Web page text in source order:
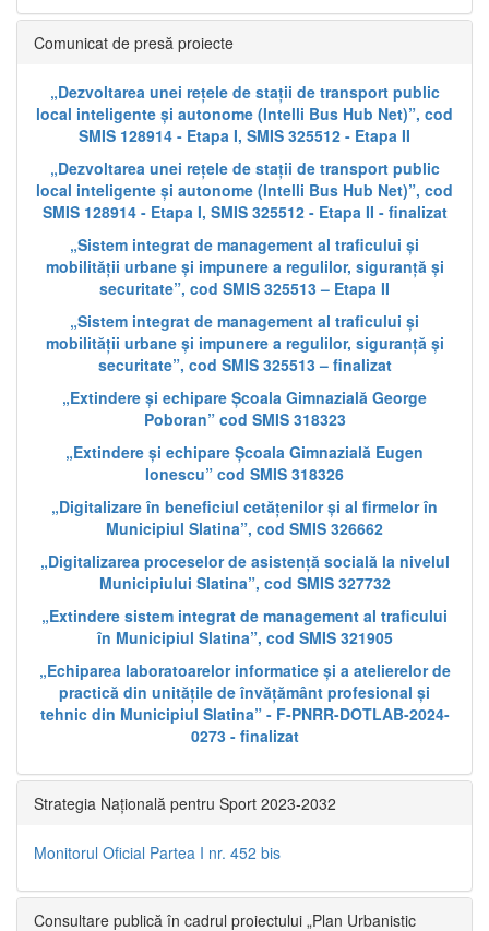
Comunicat de presă proiecte
„Dezvoltarea unei rețele de stații de transport public
local inteligente și autonome (Intelli Bus Hub Net)”, cod
SMIS 128914 - Etapa I, SMIS 325512 - Etapa II
„Dezvoltarea unei rețele de stații de transport public
local inteligente și autonome (Intelli Bus Hub Net)”, cod
SMIS 128914 - Etapa I, SMIS 325512 - Etapa II - finalizat
„Sistem integrat de management al traficului și
mobilității urbane și impunere a regulilor, siguranță și
securitate”, cod SMIS 325513 – Etapa II
„Sistem integrat de management al traficului și
mobilității urbane și impunere a regulilor, siguranță și
securitate”, cod SMIS 325513 – finalizat
„Extindere și echipare Școala Gimnazială George
Poboran” cod SMIS 318323
„Extindere și echipare Școala Gimnazială Eugen
Ionescu” cod SMIS 318326
„Digitalizare în beneficiul cetățenilor și al firmelor în
Municipiul Slatina”, cod SMIS 326662
„Digitalizarea proceselor de asistență socială la nivelul
Municipiului Slatina”, cod SMIS 327732
„Extindere sistem integrat de management al traficului
în Municipiul Slatina”, cod SMIS 321905
„Echiparea laboratoarelor informatice și a atelierelor de
practică din unitățile de învățământ profesional și
tehnic din Municipiul Slatina” - F-PNRR-DOTLAB-2024-
0273 - finalizat
Strategia Națională pentru Sport 2023-2032
Monitorul Oficial Partea I nr. 452 bis
Consultare publică în cadrul proiectului „Plan Urbanistic